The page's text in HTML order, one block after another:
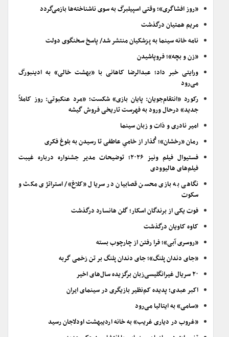
«روز افشاگری»؛ وقتی اسپیلبرگ به سوی ناشناخته‌ها بازمی‌گردد
مریم همتیان درگذشت
نامه خانه سینما به پزشکیان منتشر شد/ پاسخ سخنگوی دولت
«زن و بچه»؛ فروپاشیدن
ورایتی خبر داد؛ عبدالرضا کاهانی با «بهشت خالی» به ادینبورگ
می‌رود
رکورد «انتقام‌جویان: پایان بازی» شکست؛ «مرد عنکبوتی: روز کاملاً
جدید» درحال ورود به فهرست تاریخی فروش گیشه
امیر نادری و ذات و زبان سینما
رمان «رخشان»؛ گُذار از خامیِ عاطفی تا رسیدن به بلوغ فکری
فستیوال فیلم ونیز ۲۰۲۶؛ توضیحات مدیر جشنواره درباره غیبت
فیلم‌های هالیوودی
نگاهی به بازی محسن قصابیان در سریال «کلاغ»/ استراتژی مکث و
سکوت
فوت یکی از برندگان اسکار؛ گلن هانسارد درگذشت
کاوه کاویان درگذشت
«روسری آبی»؛ فرا رفتن از چارچوب بسته
«جای دندان پلنگ»؛ جای دندان پلنگ بر تن زخمی گربه
۲۰ سریال غیرانگلیسی‌زبان برگزیده سال‌های اخیر
اکبر عبدی؛ پدیده کم‌نظیر بازیگری در سینمای ایران
«سامی» به ایتالیا می‌رود
«غروب در دیاری غریب» به خانه اردیبهشت اودلاجان رسید